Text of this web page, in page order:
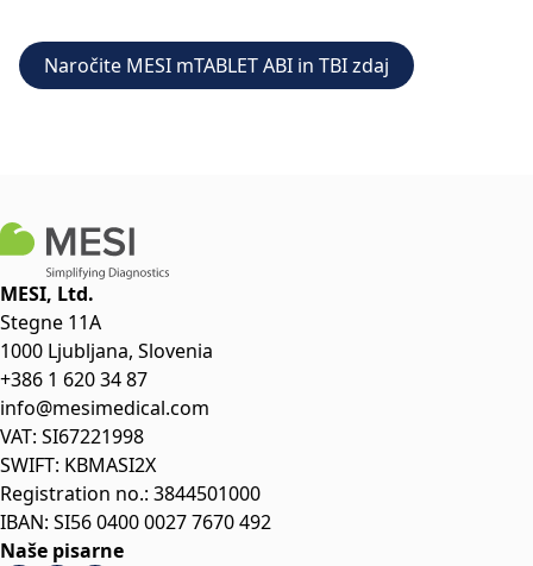
Naročite MESI mTABLET ABI in TBI zdaj
MESI, Ltd.
Stegne 11A
1000 Ljubljana, Slovenia
+386 1 620 34 87
info@mesimedical.com
VAT: SI67221998
SWIFT: KBMASI2X
Registration no.: 3844501000
IBAN: SI56 0400 0027 7670 492
Naše pisarne